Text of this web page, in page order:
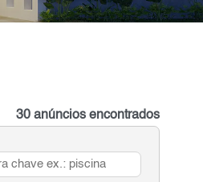
30 anúncios encontrados